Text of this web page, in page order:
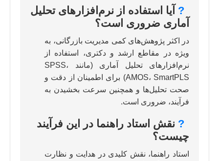
? آیا استفاده از نرم‌افزارهای تحلیل
آماری ضروری است؟
در اکثر پژوهش‌های کمی مدیریت بازرگانی، به
ویژه در مقاطع ارشد و دکتری، استفاده از
نرم‌افزارهای تحلیل آماری (مانند SPSS،
AMOS، SmartPLS) برای اطمینان از دقت و
صحت تحلیل‌ها و همچنین سرعت بخشیدن به
فرآیند، ضروری است.
? نقش استاد راهنما در این فرآیند
چیست؟
استاد راهنما، نقش کلیدی در هدایت و نظارت